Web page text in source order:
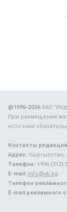
@1996-2026ЗАО
При размещении
источник
Контакты
Адрес: Кыргызстан,
Телефон: +996 (312)
E-mail: info@vb.kg
Телефон
E-mail рекламного